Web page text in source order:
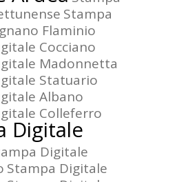
Stampa
Flaminio
Cocciano
Madonnetta
Statuario
Albano
Colleferro
Digitale
Digitale
Stampa Digitale